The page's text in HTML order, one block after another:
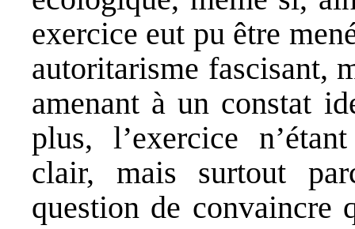
exercice eut pu être
autoritarisme fascisant,
amenant à un constat
plus, l’exercice
clair, mais surtout
question de convaincre